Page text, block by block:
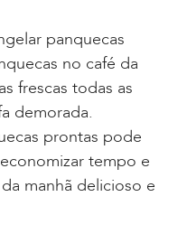
panquecas
no café da
frescas todas as
demorada.
prontas pode
tempo e
manhã delicioso e